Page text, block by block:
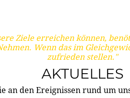
Ziele erreichen können,
Wenn das im
zufrieden stellen."
AKTUELLES
an den Ereignissen rund um